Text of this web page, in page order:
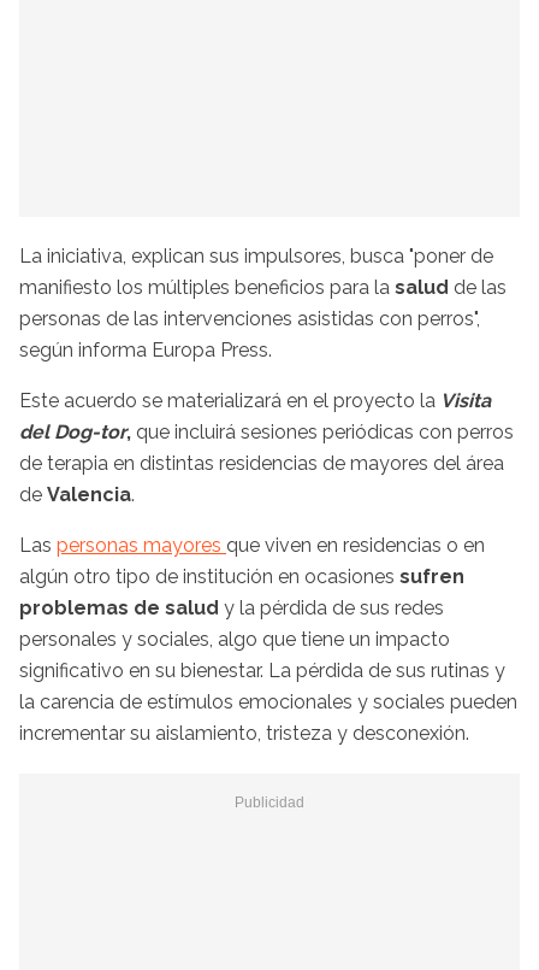
La iniciativa, explican sus impulsores, busca "poner de
manifiesto los múltiples beneficios para la salud de las
personas de las intervenciones asistidas con perros",
según informa Europa Press.
Este acuerdo se materializará en el proyecto la Visita
del Dog-tor, que incluirá sesiones periódicas con perros
de terapia en distintas residencias de mayores del área
de Valencia.
Las personas mayores que viven en residencias o en
algún otro tipo de institución en ocasiones sufren
problemas de salud y la pérdida de sus redes
personales y sociales, algo que tiene un impacto
significativo en su bienestar. La pérdida de sus rutinas y
la carencia de estímulos emocionales y sociales pueden
incrementar su aislamiento, tristeza y desconexión.